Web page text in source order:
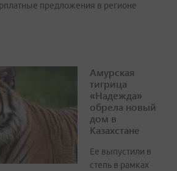
предложения в регионе
Амурская
тигрица
«Надежда»
обрела новый
дом в
Казахстане
Ее выпустили в
степь в рамках